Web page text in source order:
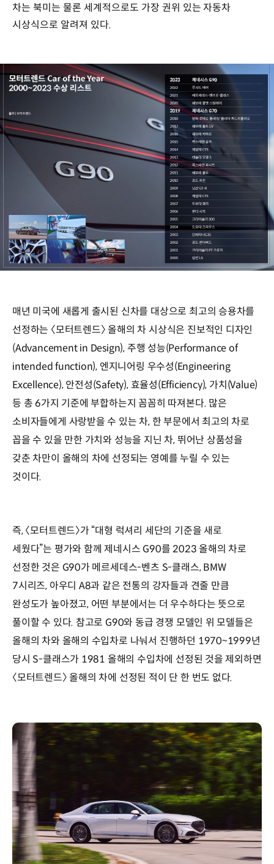
차는 북미는 물론 세계적으로도 가장 권위 있는 자동차
시상식으로 알려져 있다.
매년 미국에 새롭게 출시된 신차를 대상으로 최고의 승용차를
선정하는 〈모터트렌드〉 올해의 차 시상식은 진보적인 디자인
(Advancement in Design), 주행 성능(Performance of
intended function), 엔지니어링 우수성(Engineering
Excellence), 안전성(Safety), 효율성(Efficiency), 가치(Value)
등 총 6가지 기준에 부합하는지 꼼꼼히 따져본다. 많은
소비자들에게 사랑받을 수 있는 차, 한 부문에서 최고의 차로
꼽을 수 있을 만한 가치와 성능을 지닌 차, 뛰어난 상품성을
갖춘 차만이 올해의 차에 선정되는 영예를 누릴 수 있는
것이다.
즉, 〈모터트렌드〉가 “대형 럭셔리 세단의 기준을 새로
세웠다”는 평가와 함께 제네시스 G90를 2023 올해의 차로
선정한 것은 G90가 메르세데스-벤츠 S-클래스, BMW
7시리즈, 아우디 A8과 같은 전통의 강자들과 견줄 만큼
완성도가 높아졌고, 어떤 부분에서는 더 우수하다는 뜻으로
풀이할 수 있다. 참고로 G90와 동급 경쟁 모델인 위 모델들은
올해의 차와 올해의 수입차로 나눠서 진행하던 1970~1999년
당시 S-클래스가 1981 올해의 수입차에 선정된 것을 제외하면
〈모터트렌드〉 올해의 차에 선정된 적이 단 한 번도 없다.